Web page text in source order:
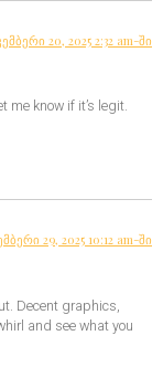
20, 2025 2:32 am-ში
me know if it’s legit.
29, 2025 10:12 am-ში
Decent graphics,
and see what you